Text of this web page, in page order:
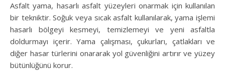
Asfalt yama, hasarlı asfalt yüzeyleri onarmak için kullanılan
bir tekniktir. Soğuk veya sıcak asfalt kullanılarak, yama işlemi
hasarlı bölgeyi kesmeyi, temizlemeyi ve yeni asfaltla
doldurmayı içerir. Yama çalışması, çukurları, çatlakları ve
diğer hasar türlerini onararak yol güvenliğini artırır ve yüzey
bütünlüğünü korur.